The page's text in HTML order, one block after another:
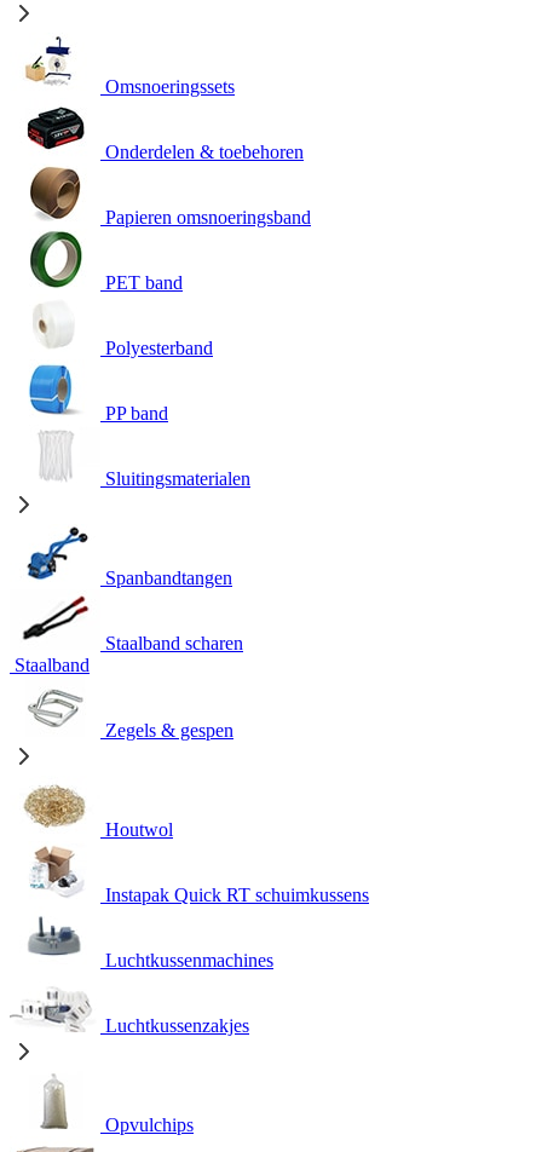
Omsnoeringssets
Onderdelen & toebehoren
Papieren omsnoeringsband
PET band
Polyesterband
PP band
Sluitingsmaterialen
Spanbandtangen
Staalband scharen
Staalband
Zegels & gespen
Houtwol
Instapak Quick RT schuimkussens
Luchtkussenmachines
Luchtkussenzakjes
Opvulchips